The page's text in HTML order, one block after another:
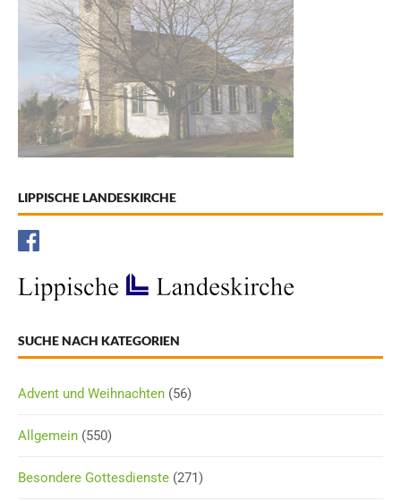
LIPPISCHE LANDESKIRCHE
SUCHE NACH KATEGORIEN
Advent und Weihnachten (56)
Allgemein (550)
Besondere Gottesdienste (271)